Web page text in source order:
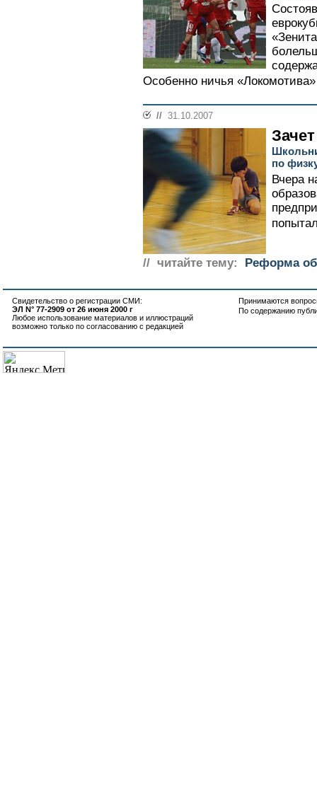
Особенно ничья
// 31.10.2007
по
Вчера
// читайте тему: Реформа
Свидетельство о регистрации СМИ:
ЭЛ N° 77-2909 от 26 июня 2000 г
Любое использование материалов и иллюстраций
возможно только по согласованию с редакцией
Принимаются
По содержанию